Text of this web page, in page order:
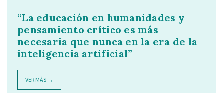
“La educación en humanidades y
pensamiento crítico es más
necesaria que nunca en la era de la
inteligencia artificial”
VER MÁS →